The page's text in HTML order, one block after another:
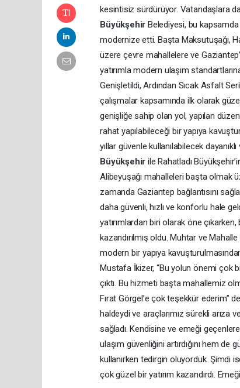
kesintisiz sürdürüyor. Vatandaşlara
Büyükşehir Belediyesi, bu kapsamda
modernize etti. Başta Maksutuşağı,
üzere çevre mahallelere ve
yatırımla modern ulaşım
Genişletildi, Ardından Sıcak Asfalt
çalışmalar kapsamında ilk olarak
genişliğe sahip olan yol, yapılan
rahat yapılabileceği bir yapıya
yıllar güvenle kullanılabilecek
Büyükşehir ile Rahatladı
Alibeyuşağı mahalleleri başta olmak
zamanda Gaziantep bağlantısını
daha güvenli, hızlı ve konforlu hale
yatırımlardan biri olarak öne
kazandırılmış oldu. Muhtar ve
modern bir yapıya
Mustafa İkizer, “Bu yolun önemi çok
çıktı. Bu hizmeti başta mahallemiz
Fırat Görgel’e çok teşekkür ederim”
haldeydi ve araçlarımız sürekli arıza
sağladı. Kendisine ve emeği
ulaşım güvenliğini artırdığını hem de
kullanırken tedirgin oluyorduk. Şimdi
çok güzel bir yatırım kazandırdı.